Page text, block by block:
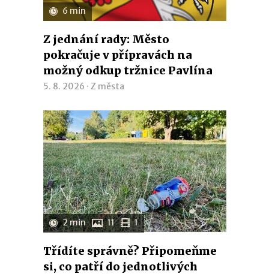
6 min
Z jednání rady: Město
pokračuje v přípravách na
možný odkup tržnice Pavlína
5. 8. 2026 · Z města
2 min 11 1
Třídíte správně? Připomeňme
si, co patří do jednotlivých